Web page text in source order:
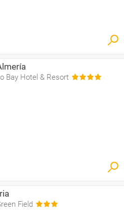
Bay Hotel & Resort
Field